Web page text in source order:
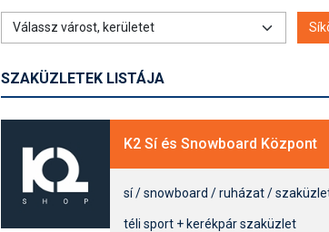
SZAKÜZLETEK LISTÁJA
K2 Sí és Snowboard Központ
sí / snowboard / ruházat /
téli sport + kerékpár szaküzlet